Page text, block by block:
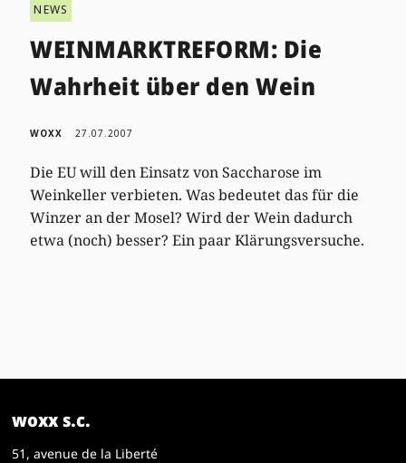
NEWS
WEINMARKTREFORM: Die
Wahrheit über den Wein
WOXX 27.07.2007
Die EU will den Einsatz von Saccharose im
Weinkeller verbieten. Was bedeutet das für die
Winzer an der Mosel? Wird der Wein dadurch
etwa (noch) besser? Ein paar Klärungsversuche.
woxx s.c.
51, avenue de la Liberté